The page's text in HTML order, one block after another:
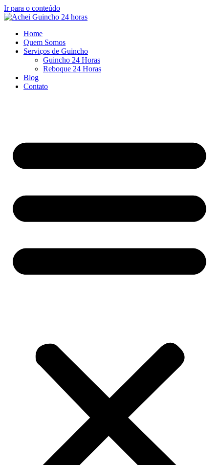
Ir para o conteúdo
Home
Quem Somos
Serviços de Guincho
Guincho 24 Horas
Reboque 24 Horas
Blog
Contato